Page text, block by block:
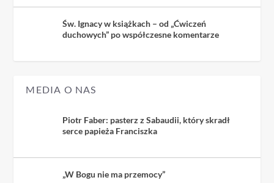
Św. Ignacy w książkach – od „Ćwiczeń
duchowych” po współczesne komentarze
MEDIA O NAS
Piotr Faber: pasterz z Sabaudii, który skradł
serce papieża Franciszka
„W Bogu nie ma przemocy”